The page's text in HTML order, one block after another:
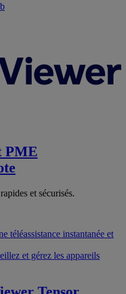
PME
et sécurisés.
téléassistance instantanée et
et gérez les appareils